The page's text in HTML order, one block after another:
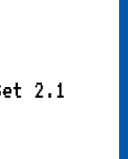
2.1